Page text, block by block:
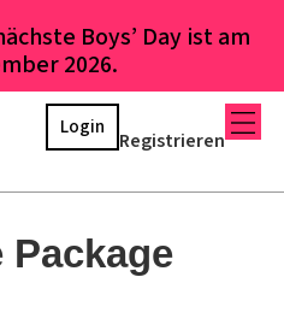
Boys’ Day ist am
2026.
Registrieren
Login
Package